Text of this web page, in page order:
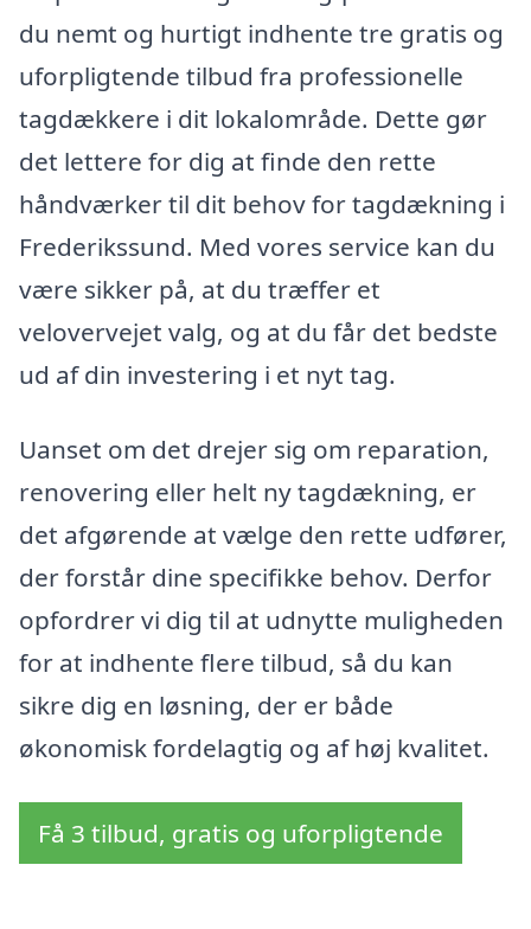
du nemt og hurtigt indhente tre gratis og
uforpligtende tilbud fra professionelle
tagdækkere i dit lokalområde. Dette gør
det lettere for dig at finde den rette
håndværker til dit behov for tagdækning i
Frederikssund. Med vores service kan du
være sikker på, at du træffer et
velovervejet valg, og at du får det bedste
ud af din investering i et nyt tag.
Uanset om det drejer sig om reparation,
renovering eller helt ny tagdækning, er
det afgørende at vælge den rette udfører,
der forstår dine specifikke behov. Derfor
opfordrer vi dig til at udnytte muligheden
for at indhente flere tilbud, så du kan
sikre dig en løsning, der er både
økonomisk fordelagtig og af høj kvalitet.
Få 3 tilbud, gratis og uforpligtende